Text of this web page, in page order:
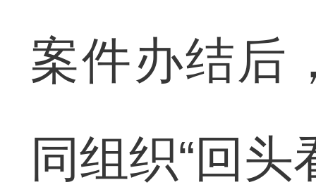
案件办结后
同组织“回头